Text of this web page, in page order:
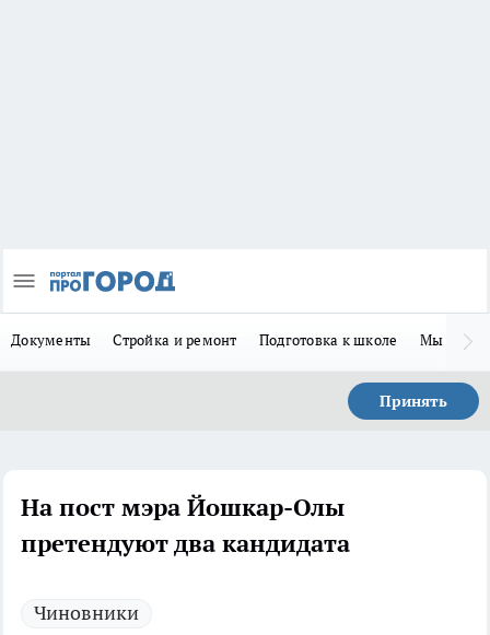
Документы Стройка и ремонт Подготовка к школе Мы в MAX
Принять
На пост мэра Йошкар-Олы
претендуют два кандидата
Чиновники